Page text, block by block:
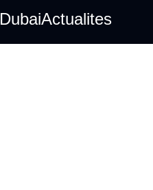
DubaiActualites